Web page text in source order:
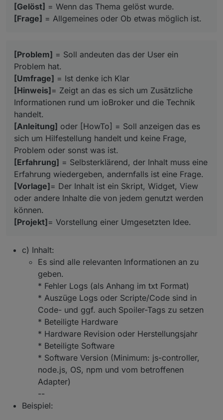
[Gelöst] = Wenn das Thema gelöst wurde.
[Frage] = Allgemeines oder Ob etwas möglich ist.
[Problem] = Soll andeuten das der User ein
Problem hat.
[Umfrage] = Ist denke ich Klar
[Hinweis]= Zeigt an das es sich um Zusätzliche
Informationen rund um ioBroker und die Technik
handelt.
[Anleitung] oder [HowTo] = Soll anzeigen das es
sich um Hilfestellung handelt und keine Frage,
Problem oder sonst was ist.
[Erfahrung] = Selbsterklärend, der Inhalt muss eine
Erfahrung wiedergeben, andernfalls ist eine Frage.
[Vorlage]= Der Inhalt ist ein Skript, Widget, View
oder andere Inhalte die von jedem genutzt werden
können.
[Projekt]= Vorstellung einer Umgesetzten Idee.
c) Inhalt:
Es sind alle relevanten Informationen an zu
geben.
* Fehler Logs (als Anhang im txt Format)
* Auszüge Logs oder Scripte/Code sind in
Code- und ggf. auch Spoiler-Tags zu setzen
* Beteiligte Hardware
* Hardware Revision oder Herstellungsjahr
* Beteiligte Software
* Software Version (Minimum: js-controller,
node.js, OS, npm und vom betroffenen
Adapter)
--
Beispiel: